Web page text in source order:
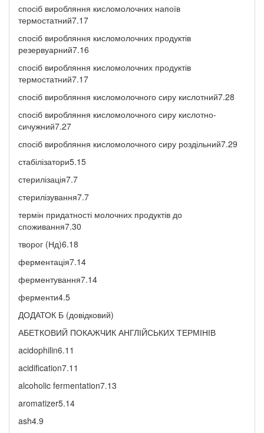
спосіб виробляння кисломолочних напоїв
термостатний7.17
спосіб виробляння кисломолочних продуктів
резервуарний7.16
спосіб виробляння кисломолочних продуктів
термостатний7.17
спосіб виробляння кисломолочного сиру кислотний7.28
спосіб виробляння кисломолочного сиру кислотно-
сичужний7.27
спосіб виробляння кисломолочного сиру роздільний7.29
стабілізатори5.15
стерилізація7.7
стерилізування7.7
термін придатності молочних продуктів до
споживання7.30
творог (Нд)6.18
ферментація7.14
ферментування7.14
ферменти4.5
ДОДАТОК Б (довідковий)
АБЕТКОВИЙ ПОКАЖЧИК АНГЛІЙСЬКИХ ТЕРМІНІВ
acidophilin6.11
acidification7.11
alcoholic fermentation7.13
aromatizer5.14
ash4.9